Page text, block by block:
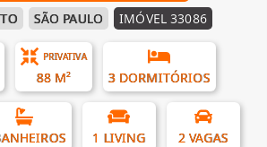
SÃO PAULO IMÓVEL 33086
PRIVATIVA
88 M² 3 DORMITÓRIOS
1 LIVING 2 VAGAS